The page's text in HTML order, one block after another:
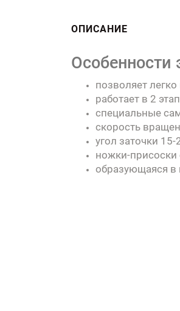
ОПИСАНИЕ
Особенности
позволяет
работает в 2
специальные
скорость
угол заточки
ножки-
образующаяся в